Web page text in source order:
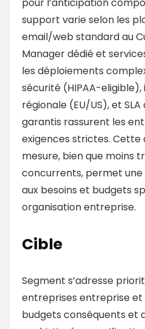
support varie selon les
email/web standard au
Manager dédié et
les déploiements
sécurité (HIPAA-
régionale (EU/US), et
garantis rassurent les
exigences strictes.
mesure, bien que moins
concurrents, permet
aux besoins et budgets
organisation entreprise.
Cible
Segment s’adresse
entreprises entreprise et
budgets conséquents et